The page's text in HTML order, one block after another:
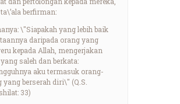
berfirman:
\"Siapakah yang lebih baik
daripada orang yang
kepada Allah, mengerjakan
saleh dan berkata:
aku termasuk orang-
yang berserah diri\" (Q.S.
33)